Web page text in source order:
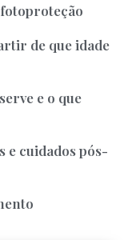
de que idade
e o que
e cuidados pós-